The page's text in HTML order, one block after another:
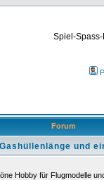
Spiel-
Forum
und
Hobby für Flugmodelle